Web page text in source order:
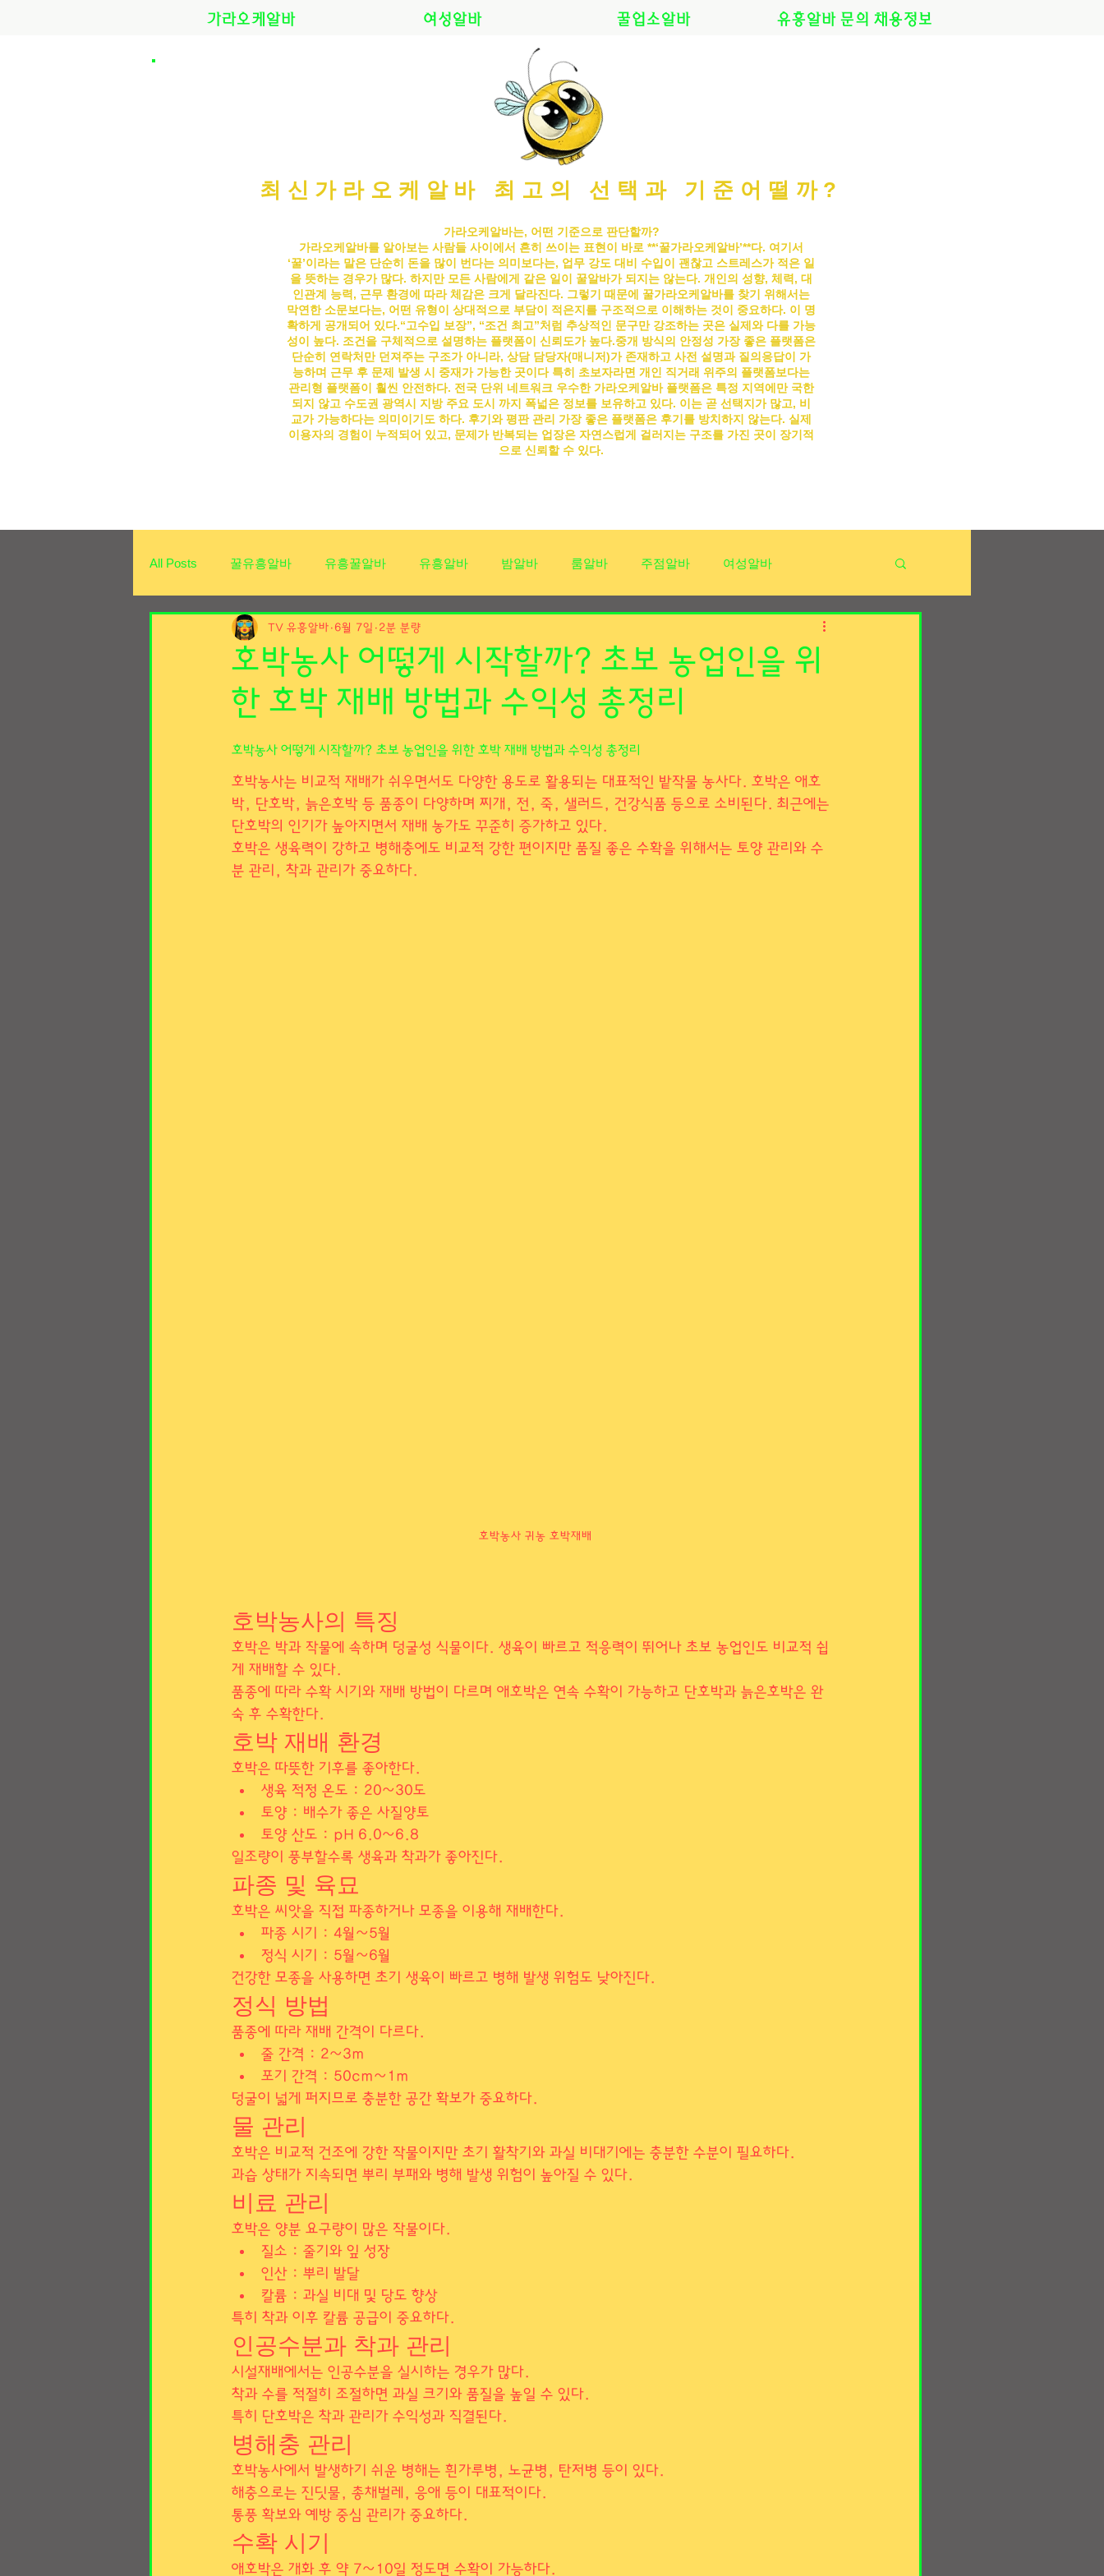
가라오케알바 여성알바 꿀업소알바 유흥알바 문의 채용정보
최신가라오케알바 최고의 선택과 기준어떨까?
가라오케알바는, 어떤 기준으로 판단할까?
가라오케알바를 알아보는 사람들 사이에서 흔히 쓰이는 표현이 바로 **‘꿀가라오케알바’**다. 여기서
‘꿀’이라는 말은 단순히 돈을 많이 번다는 의미보다는, 업무 강도 대비 수입이 괜찮고 스트레스가 적은 일
을 뜻하는 경우가 많다. 하지만 모든 사람에게 같은 일이 꿀알바가 되지는 않는다. 개인의 성향, 체력, 대
인관계 능력, 근무 환경에 따라 체감은 크게 달라진다. 그렇기 때문에 꿀가라오케알바를 찾기 위해서는
막연한 소문보다는, 어떤 유형이 상대적으로 부담이 적은지를 구조적으로 이해하는 것이 중요하다. 이 명
확하게 공개되어 있다.“고수입 보장”, “조건 최고”처럼 추상적인 문구만 강조하는 곳은 실제와 다를 가능
성이 높다. 조건을 구체적으로 설명하는 플랫폼이 신뢰도가 높다.중개 방식의 안정성 가장 좋은 플랫폼은
단순히 연락처만 던져주는 구조가 아니라, 상담 담당자(매니저)가 존재하고 사전 설명과 질의응답이 가
능하며 근무 후 문제 발생 시 중재가 가능한 곳이다 특히 초보자라면 개인 직거래 위주의 플랫폼보다는
관리형 플랫폼이 훨씬 안전하다. 전국 단위 네트워크 우수한 가라오케알바플랫폼은 특정 지역에만 국한
되지 않고 수도권 광역시 지방 주요 도시 까지 폭넓은 정보를 보유하고 있다. 이는 곧 선택지가 많고, 비
교가 가능하다는 의미이기도 하다. 후기와 평판 관리 가장 좋은 플랫폼은 후기를 방치하지 않는다. 실제
이용자의 경험이 누적되어 있고, 문제가 반복되는 업장은 자연스럽게 걸러지는 구조를 가진 곳이 장기적
으로 신뢰할 수 있다.
All Posts 꿀유흥알바 유흥꿀알바 유흥알바 밤알바 룸알바 주점알바 여성알바
가라오케알바 업소알바 유흥업소알바
상봉동유흥알바 상봉동유흥알바채용 상봉동유흥알바채용중 상봉동유흥알바구인
상봉동유흥알바구인구직 마사지종류 마사지알바 스웨디시알바
마사지구인 전국마사지알바 전국스웨디시알바 호박농사
호박농사 어떻게 시작할까? 초보 농업인을 위
한 호박 재배 방법과 수익성 총정리
TV 유흥알바 6월 7일 2분 분량
호박농사 어떻게 시작할까? 초보 농업인을 위한 호박 재배 방법과 수익성 총정리
호박농사는 비교적 재배가 쉬우면서도 다양한 용도로 활용되는 대표적인 밭작물 농사다. 호박은 애호
박, 단호박, 늙은호박 등 품종이 다양하며 찌개, 전, 죽, 샐러드, 건강식품 등으로 소비된다. 최근에는
단호박의 인기가 높아지면서 재배 농가도 꾸준히 증가하고 있다.
호박은 생육력이 강하고 병해충에도 비교적 강한 편이지만 품질 좋은 수확을 위해서는 토양 관리와 수
분 관리, 착과 관리가 중요하다.
호박농사 귀농 호박재배
호박농사의 특징
호박은 박과 작물에 속하며 덩굴성 식물이다. 생육이 빠르고 적응력이 뛰어나 초보 농업인도 비교적 쉽
게 재배할 수 있다.
품종에 따라 수확 시기와 재배 방법이 다르며 애호박은 연속 수확이 가능하고 단호박과 늙은호박은 완
숙 후 수확한다.
호박 재배 환경
호박은 따뜻한 기후를 좋아한다.
생육 적정 온도 : 20~30도
토양 : 배수가 좋은 사질양토
토양 산도 : pH 6.0~6.8
일조량이 풍부할수록 생육과 착과가 좋아진다.
파종 및 육묘
호박은 씨앗을 직접 파종하거나 모종을 이용해 재배한다.
파종 시기 : 4월~5월
정식 시기 : 5월~6월
건강한 모종을 사용하면 초기 생육이 빠르고 병해 발생 위험도 낮아진다.
정식 방법
품종에 따라 재배 간격이 다르다.
줄 간격 : 2~3m
포기 간격 : 50cm~1m
덩굴이 넓게 퍼지므로 충분한 공간 확보가 중요하다.
물 관리
호박은 비교적 건조에 강한 작물이지만 초기 활착기와 과실 비대기에는 충분한 수분이 필요하다.
과습 상태가 지속되면 뿌리 부패와 병해 발생 위험이 높아질 수 있다.
비료 관리
호박은 양분 요구량이 많은 작물이다.
질소 : 줄기와 잎 성장
인산 : 뿌리 발달
칼륨 : 과실 비대 및 당도 향상
특히 착과 이후 칼륨 공급이 중요하다.
인공수분과 착과 관리
시설재배에서는 인공수분을 실시하는 경우가 많다.
착과 수를 적절히 조절하면 과실 크기와 품질을 높일 수 있다.
특히 단호박은 착과 관리가 수익성과 직결된다.
병해충 관리
호박농사에서 발생하기 쉬운 병해는 흰가루병, 노균병, 탄저병 등이 있다.
해충으로는 진딧물, 총채벌레, 응애 등이 대표적이다.
통풍 확보와 예방 중심 관리가 중요하다.
수확 시기
애호박은 개화 후 약 7~10일 정도면 수확이 가능하다.